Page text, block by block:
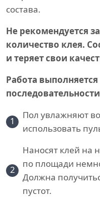
состава.
Не рекомендуется
количество клея.
и теряет свои
Работа
1
Пол увлажняют
использовать
2
Наносят клей на
по площади
Должна
пустот.